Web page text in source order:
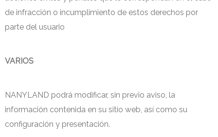
de infracción o incumplimiento de estos derechos por
parte del usuario
VARIOS
NANYLAND podrá modificar, sin previo aviso, la
información contenida en su sitio web, así como su
configuración y presentación.